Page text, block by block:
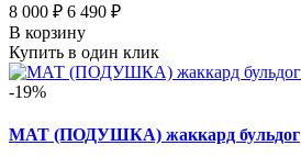
8 000 ₽ 6 490 ₽
В корзину
Купить в один клик
-19%
МАТ (ПОДУШКА) жаккард бульдог